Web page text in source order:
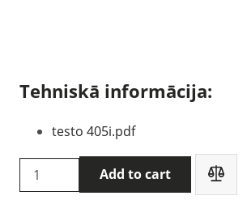
Tehniskā informācija:
testo 405i.pdf
Testo
405i
Add to cart